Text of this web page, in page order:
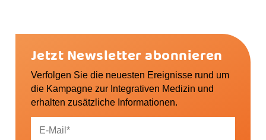
Jetzt Newsletter abonnieren
Verfolgen Sie die neuesten Ereignisse rund um
die Kampagne zur Integrativen Medizin und
erhalten zusätzliche Informationen.